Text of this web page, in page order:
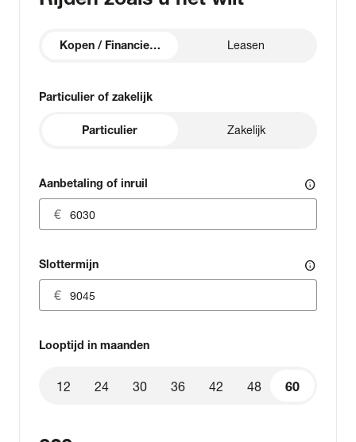
Kopen / Financieren Leasen
Particulier of zakelijk
Particulier Zakelijk
Aanbetaling of inruil info
Slottermijn info
Looptijd in maanden
60
12 24 30 36 42 48 60